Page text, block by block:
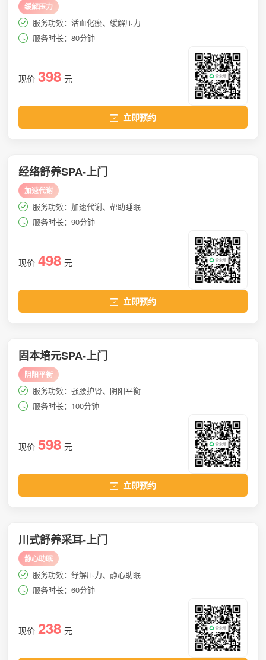
缓解压力
服务功效：活血化瘀、缓解压力
服务时长：80分钟
现价 398 元
立即预约
经络舒养SPA-上门
加速代谢
服务功效：加速代谢、帮助睡眠
服务时长：90分钟
现价 498 元
立即预约
固本培元SPA-上门
阴阳平衡
服务功效：强腰护肾、阴阳平衡
服务时长：100分钟
现价 598 元
立即预约
川式舒养采耳-上门
静心助眠
服务功效：纾解压力、静心助眠
服务时长：60分钟
现价 238 元